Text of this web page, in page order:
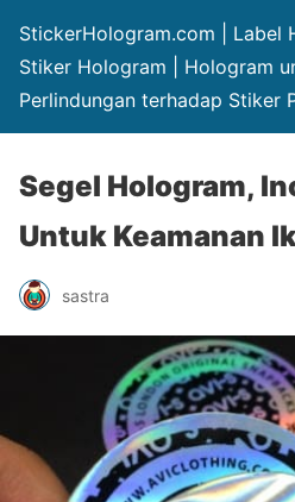
StickerHologram.com | Label
Stiker Hologram | Hologram
Perlindungan terhadap Stiker
Segel Hologram,
Untuk Keamanan
sastra